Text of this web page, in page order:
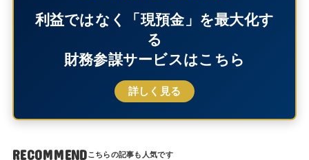
利益ではなく「現預金」を最大化す
る
財務参謀サービスはこちら
詳しく見る
RECOMMEND